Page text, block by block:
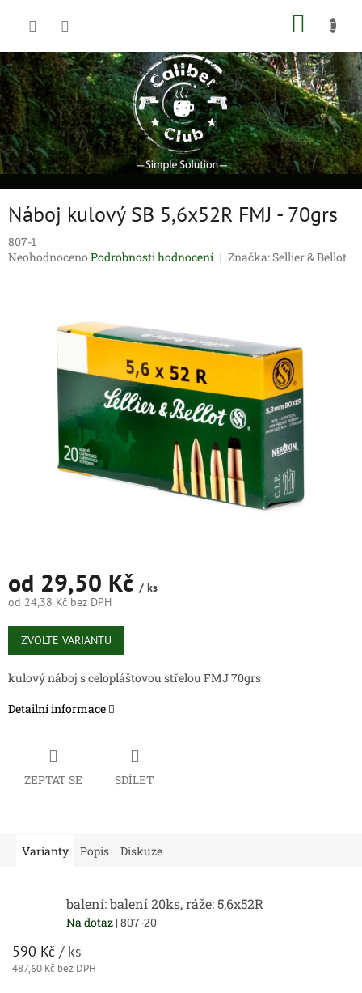
Náboj kulový SB 5,6x52R FMJ - 70grs
807-1
Průměrné
hvězdiček.
Neohodnoceno Podrobnosti hodnocení Značka:Sellier & Bellot
od 29,50 Kč / ks
od 24,38 Kč bez DPH
Měrná
cena:
ZVOLTE VARIANTU
kulový náboj s celopláštovou střelou FMJ 70grs
Detailní informace
ZEPTAT SE SDÍLET
Varianty Popis Diskuze
balení: balení 20ks, ráže: 5,6x52R
Na dotaz | 807-20
590 Kč / ks
487,60 Kč bez DPH